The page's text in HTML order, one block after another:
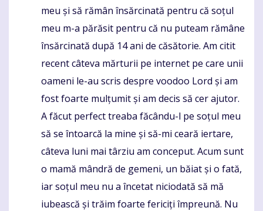
meu și să rămân însărcinată pentru că soțul
meu m-a părăsit pentru că nu puteam rămâne
însărcinată după 14 ani de căsătorie. Am citit
recent câteva mărturii pe internet pe care unii
oameni le-au scris despre voodoo Lord și am
fost foarte mulțumit și am decis să cer ajutor.
A făcut perfect treaba făcându-l pe soțul meu
să se întoarcă la mine și să-mi ceară iertare,
câteva luni mai târziu am conceput. Acum sunt
o mamă mândră de gemeni, un băiat și o fată,
iar soțul meu nu a încetat niciodată să mă
iubească și trăim foarte fericiți împreună. Nu